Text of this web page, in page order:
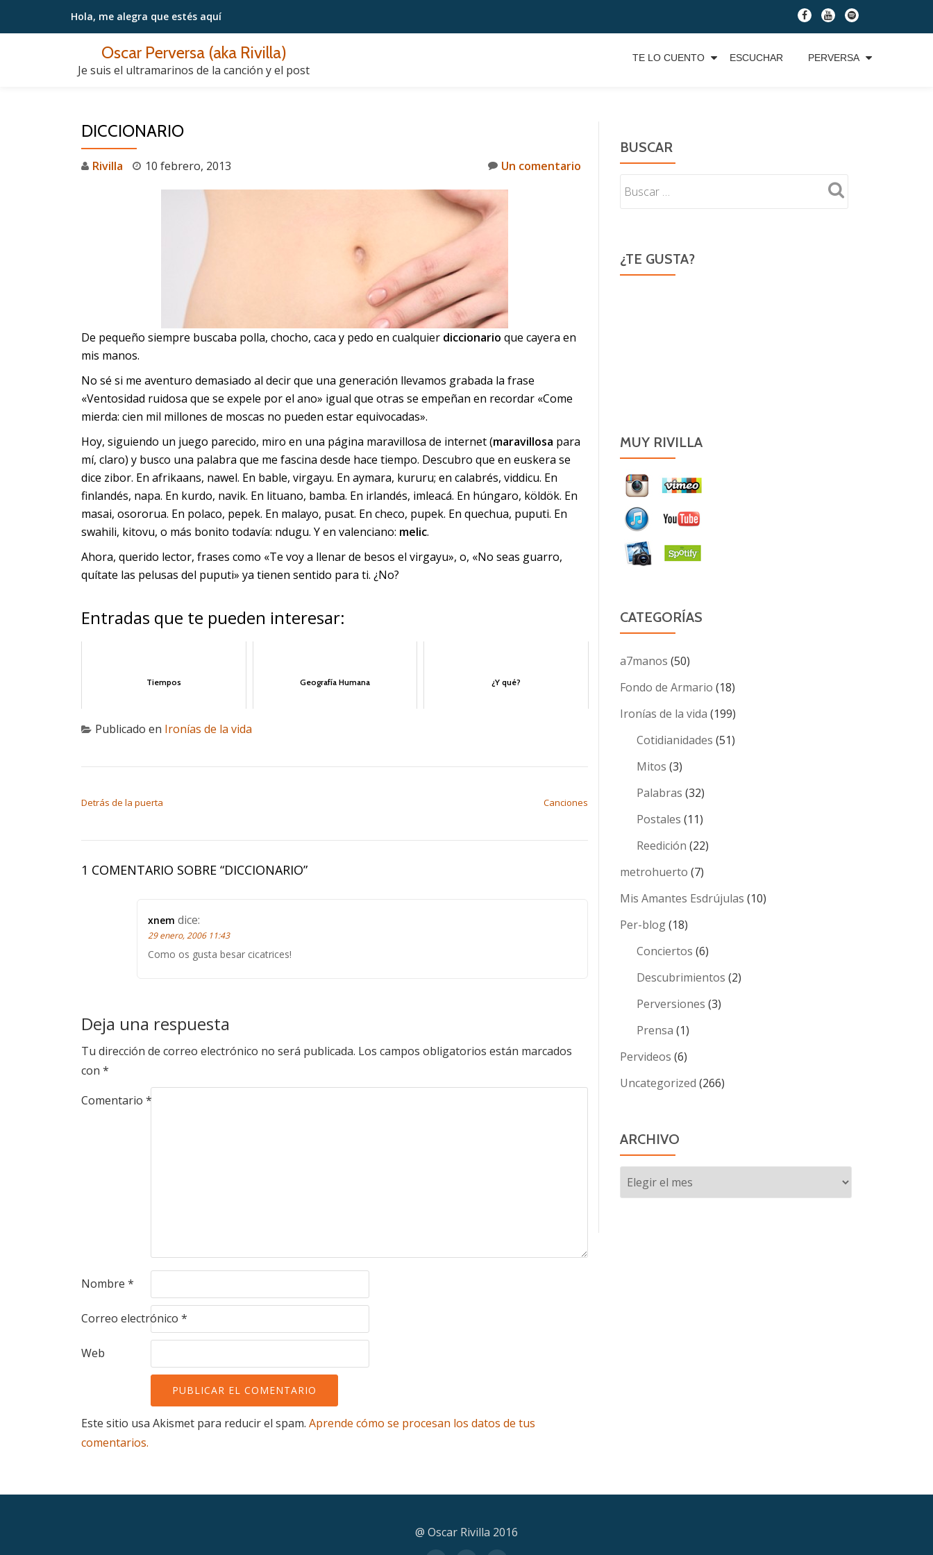
Saltar
Hola, me alegra que estés aquí
fa-
facebook
fa-
youtube
fa-
spotify
Oscar Perversa (aka Rivilla)
Je suis el ultramarinos de la canción y el post
TE LO CUENTO ESCUCHAR PERVERSA
DICCIONARIO
Rivilla 10 febrero, 2013 Un comentario
De pequeño siempre buscaba polla, chocho, caca y pedo en cualquier diccionario que cayera en
mis manos.
No sé si me aventuro demasiado al decir que una generación llevamos grabada la frase
«Ventosidad ruidosa que se expele por el ano» igual que otras se empeñan en recordar «Come
mierda: cien mil millones de moscas no pueden estar equivocadas».
Hoy, siguiendo un juego parecido, miro en una página maravillosa de internet (maravillosa para
mí, claro) y busco una palabra que me fascina desde hace tiempo. Descubro que en euskera se
dice zibor. En afrikaans, nawel. En bable, virgayu. En aymara, kururu; en calabrés, viddicu. En
finlandés, napa. En kurdo, navik. En lituano, bamba. En irlandés, imleacá. En húngaro, köldök. En
masai, osororua. En polaco, pepek. En malayo, pusat. En checo, pupek. En quechua, puputi. En
swahili, kitovu, o más bonito todavía: ndugu. Y en valenciano: melic.
Ahora, querido lector, frases como «Te voy a llenar de besos el virgayu», o, «No seas guarro,
quítate las pelusas del puputi» ya tienen sentido para ti. ¿No?
Entradas que te pueden interesar:
Tiempos Geografía Humana ¿Y qué?
Publicado en Ironías de la vida
Detrás de la puerta Canciones
1 COMENTARIO SOBRE “DICCIONARIO”
xnem dice:
29 enero, 2006 11:43
Como os gusta besar cicatrices!
Deja una respuesta
Tu dirección de correo electrónico no será publicada. Los campos obligatorios están marcados
con *
Comentario *
Nombre *
Correo electrónico *
Web
Este sitio usa Akismet para reducir el spam. Aprende cómo se procesan los datos de tus
comentarios.
BUSCAR
¿TE GUSTA?
MUY RIVILLA
CATEGORÍAS
a7manos (50)
Fondo de Armario (18)
Ironías de la vida (199)
Cotidianidades (51)
Mitos (3)
Palabras (32)
Postales (11)
Reedición (22)
metrohuerto (7)
Mis Amantes Esdrújulas (10)
Per-blog(18)
Conciertos (6)
Descubrimientos (2)
Perversiones (3)
Prensa (1)
Pervideos (6)
Uncategorized (266)
ARCHIVO
Archivo
@ Oscar Rivilla 2016